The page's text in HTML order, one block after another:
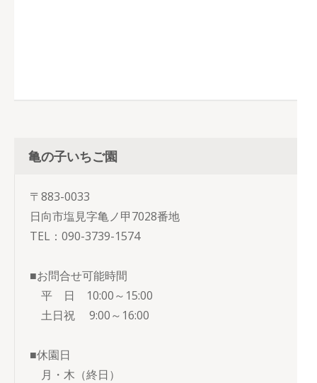
亀の子いちご園
〒883-0033
日向市塩見字亀ノ甲7028番地
TEL：090-3739-1574
■お問合せ可能時間
平 日 10:00～15:00
土日祝 9:00～16:00
■休園日
月・木（終日）